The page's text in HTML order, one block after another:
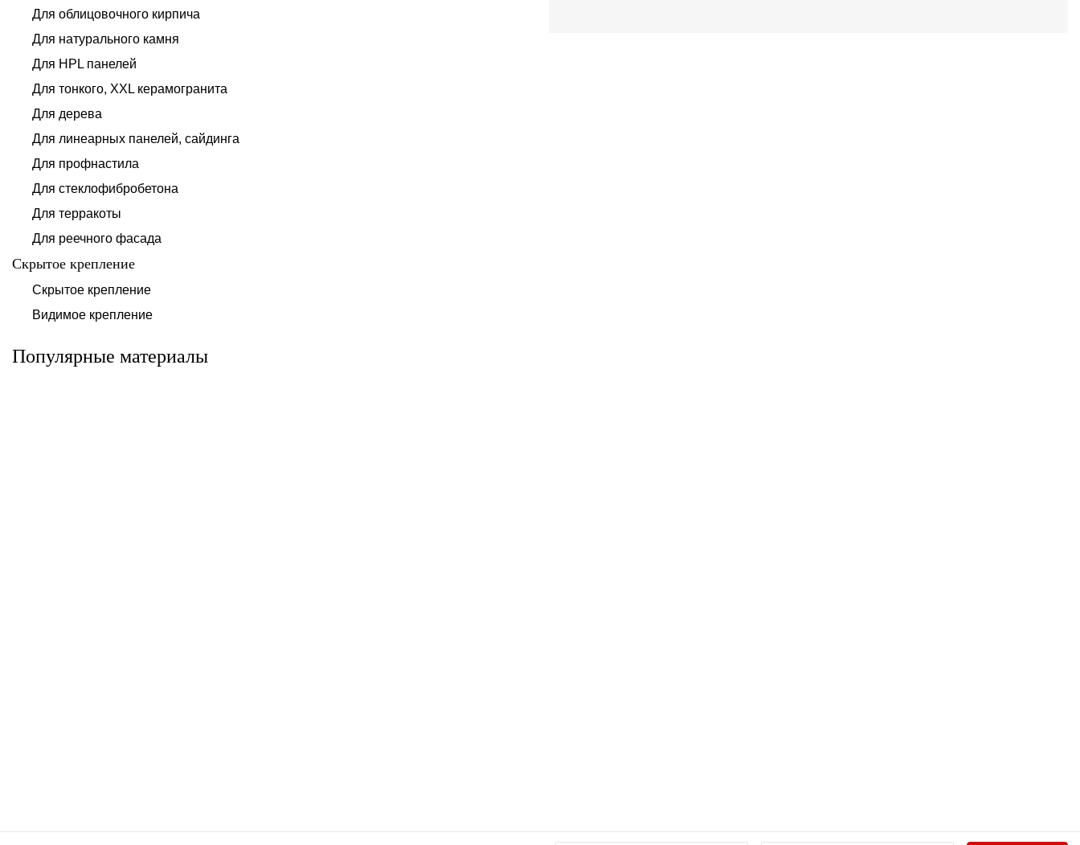
Для облицовочного кирпича
Для натурального камня
Для HPL панелей
Для тонкого, XXL керамогранита
Для дерева
Для линеарных панелей, сайдинга
Для профнастила
Для стеклофибробетона
Для терракоты
Для реечного фасада
Скрытое крепление
Скрытое крепление
Видимое крепление
Популярные материалы
Система для
облицовки
клинкерными
плитками «под
Альтернатива
Альтернатива